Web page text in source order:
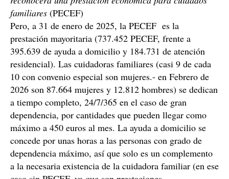
familiares (PECEF)
Pero, a 31 de enero de 2025, la PECEF es la
prestación mayoritaria (737.452 PECEF, frente a
395.639 de ayuda a domicilio y 184.731 de atención
residencial). Las cuidadoras familiares (casi 9 de cada
10 con convenio especial son mujeres.- en Febrero de
2026 son 87.664 mujeres y 12.812 hombres) se dedican
a tiempo completo, 24/7/365 en el caso de gran
dependencia, por cantidades que pueden llegar como
máximo a 450 euros al mes. La ayuda a domicilio se
concede por unas horas a las personas con grado de
dependencia máximo, así que solo es un complemento
a la necesaria existencia de la cuidadora familiar (en ese